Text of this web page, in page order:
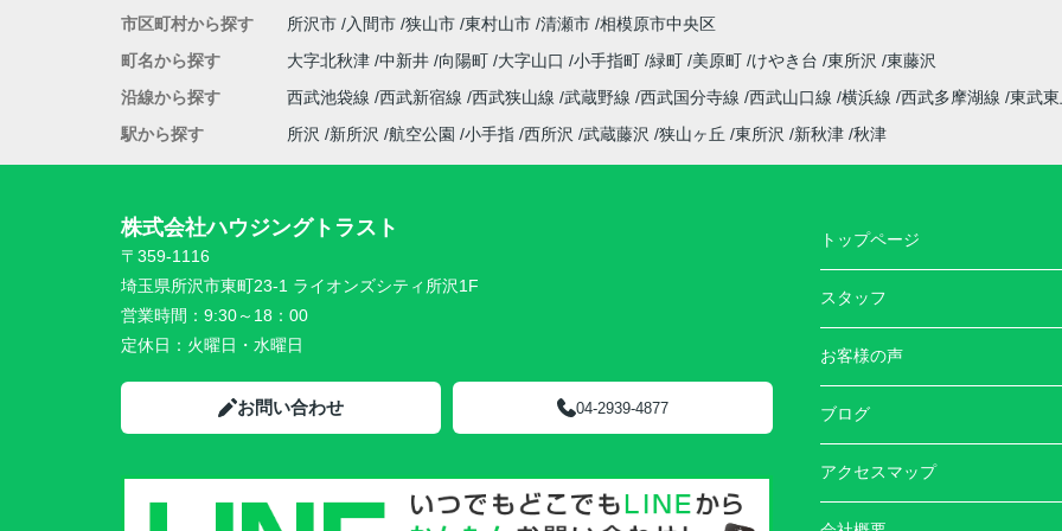
市区町村から探す 所沢市 入間市 狭山市 東村山市 清瀬市 相模原市中央区
町名から探す
大字北秋津 中新井 向陽町 大字山口 小手指町 緑町 美原町 けやき台 東所沢
東藤沢
沿線から探す
西武池袋線 西武新宿線 西武狭山線 武蔵野線 西武国分寺線 西武山口線 横浜線 西武多摩湖線 東武
駅から探す
所沢 新所沢 航空公園 小手指 西所沢 武蔵藤沢 狭山ヶ丘 東所沢 新秋津 秋津
株式会社ハウジングトラスト
〒359-1116
埼玉県所沢市東町23-1 ライオンズシティ所沢1F
営業時間： 9:30～18：00
定休日： 火曜日・水曜日
お問い合わせ 04-2939-4877
トップページ
スタッフ
お客様の声
ブログ
アクセスマップ